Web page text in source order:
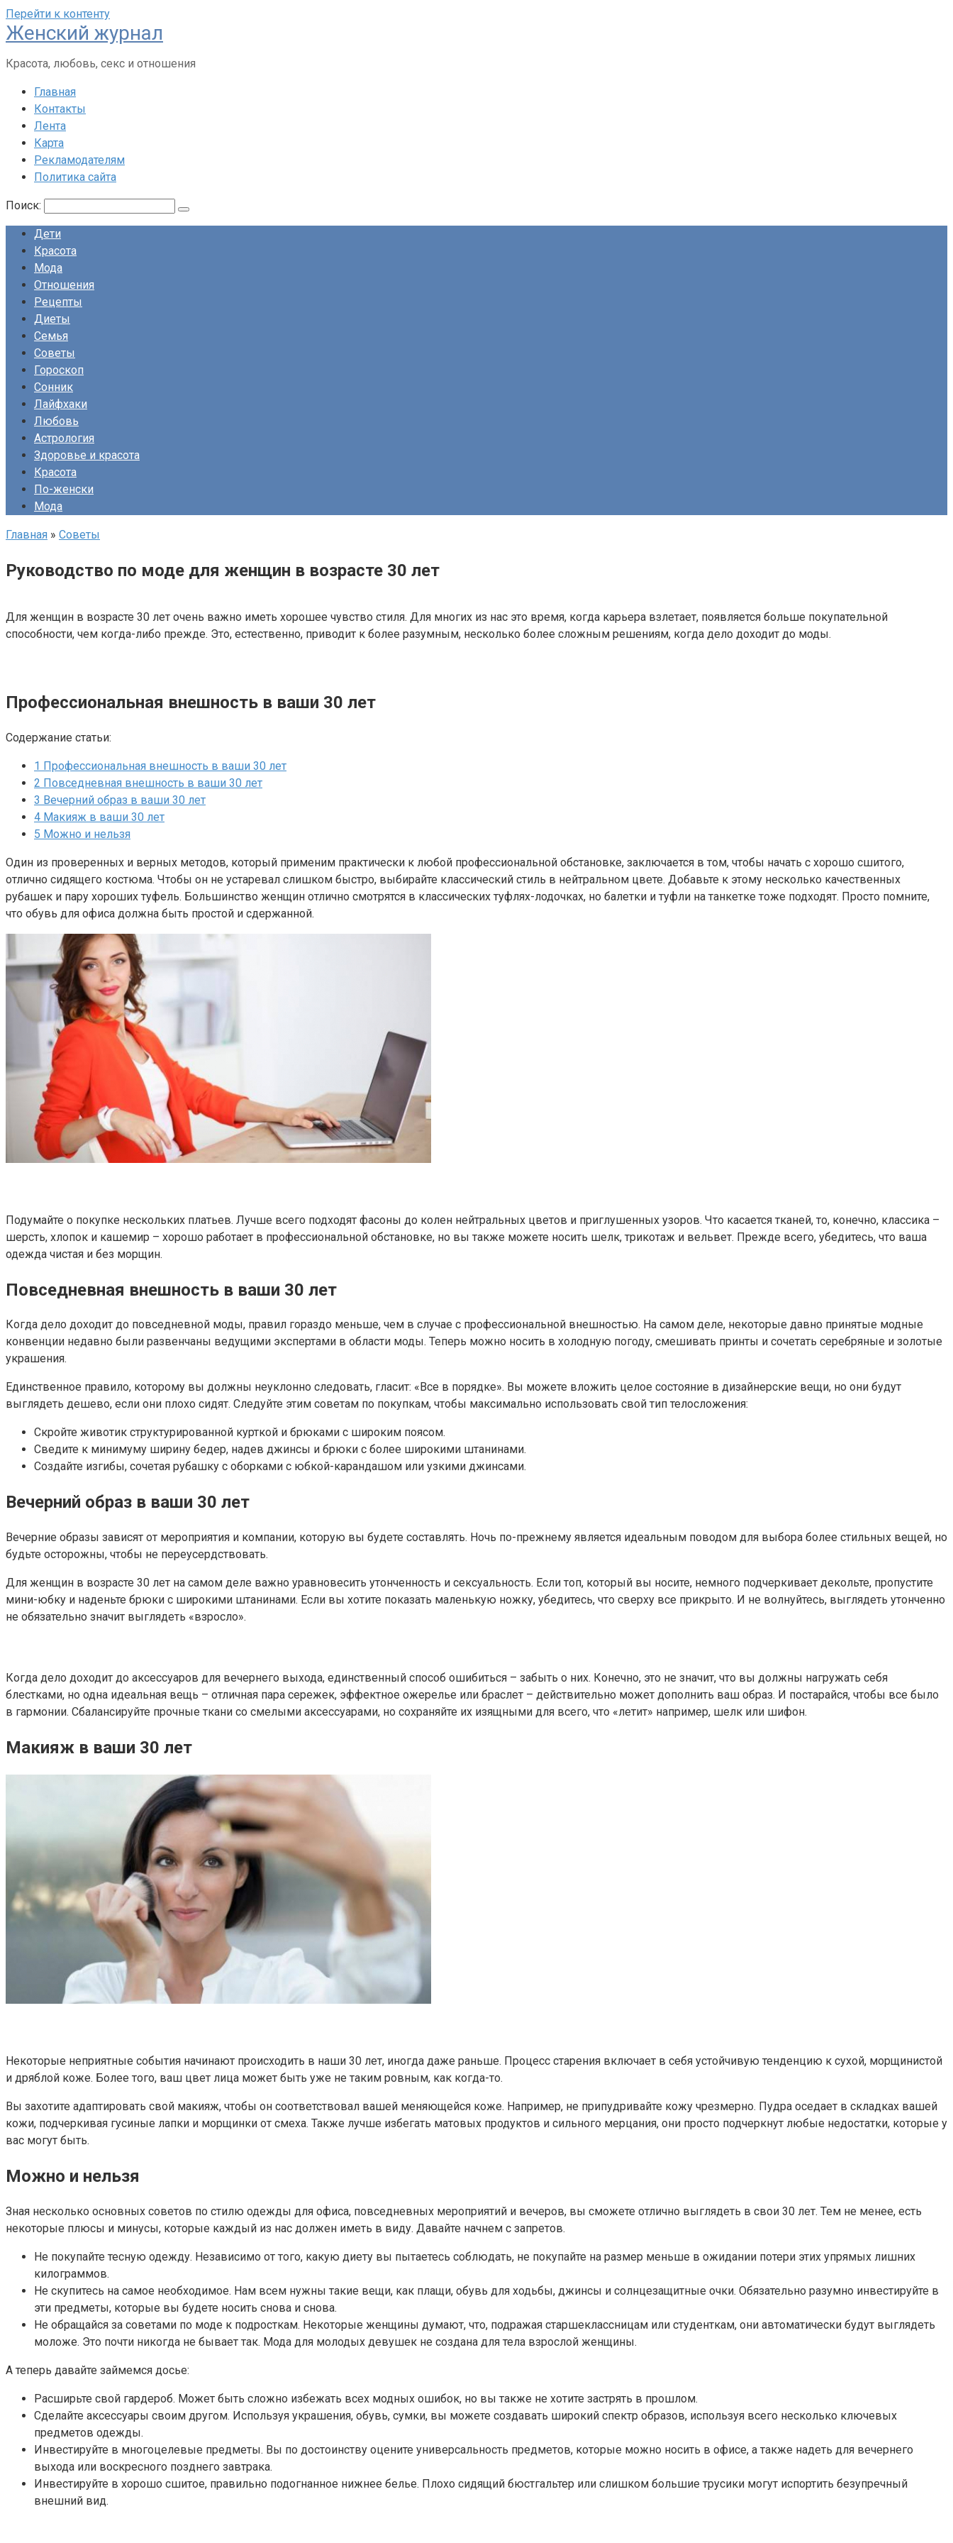
Перейти к контенту
Женский журнал
Красота, любовь, секс и отношения
Главная
Контакты
Лента
Карта
Рекламодателям
Политика сайта
Поиск:
Дети
Красота
Мода
Отношения
Рецепты
Диеты
Семья
Советы
Гороскоп
Сонник
Лайфхаки
Любовь
Астрология
Здоровье и красота
Красота
По-женски
Мода
Главная » Советы
Руководство по моде для женщин в возрасте 30 лет
Для женщин в возрасте 30 лет очень важно иметь хорошее чувство стиля. Для многих из нас это время, когда карьера взлетает, появляется больше покупательной
способности, чем когда-либо прежде. Это, естественно, приводит к более разумным, несколько более сложным решениям, когда дело доходит до моды.
Профессиональная внешность в ваши 30 лет
Содержание статьи:
1 Профессиональная внешность в ваши 30 лет
2 Повседневная внешность в ваши 30 лет
3 Вечерний образ в ваши 30 лет
4 Макияж в ваши 30 лет
5 Можно и нельзя
Один из проверенных и верных методов, который применим практически к любой профессиональной обстановке, заключается в том, чтобы начать с хорошо сшитого,
отлично сидящего костюма. Чтобы он не устаревал слишком быстро, выбирайте классический стиль в нейтральном цвете. Добавьте к этому несколько качественных
рубашек и пару хороших туфель. Большинство женщин отлично смотрятся в классических туфлях-лодочках, но балетки и туфли на танкетке тоже подходят. Просто помните,
что обувь для офиса должна быть простой и сдержанной.
Подумайте о покупке нескольких платьев. Лучше всего подходят фасоны до колен нейтральных цветов и приглушенных узоров. Что касается тканей, то, конечно, классика –
шерсть, хлопок и кашемир – хорошо работает в профессиональной обстановке, но вы также можете носить шелк, трикотаж и вельвет. Прежде всего, убедитесь, что ваша
одежда чистая и без морщин.
Повседневная внешность в ваши 30 лет
Когда дело доходит до повседневной моды, правил гораздо меньше, чем в случае с профессиональной внешностью. На самом деле, некоторые давно принятые модные
конвенции недавно были развенчаны ведущими экспертами в области моды. Теперь можно носить в холодную погоду, смешивать принты и сочетать серебряные и золотые
украшения.
Единственное правило, которому вы должны неуклонно следовать, гласит: «Все в порядке». Вы можете вложить целое состояние в дизайнерские вещи, но они будут
выглядеть дешево, если они плохо сидят. Следуйте этим советам по покупкам, чтобы максимально использовать свой тип телосложения:
Скройте животик структурированной курткой и брюками с широким поясом.
Сведите к минимуму ширину бедер, надев джинсы и брюки с более широкими штанинами.
Создайте изгибы, сочетая рубашку с оборками с юбкой-карандашом или узкими джинсами.
Вечерний образ в ваши 30 лет
Вечерние образы зависят от мероприятия и компании, которую вы будете составлять. Ночь по-прежнему является идеальным поводом для выбора более стильных вещей, но
будьте осторожны, чтобы не переусердствовать.
Для женщин в возрасте 30 лет на самом деле важно уравновесить утонченность и сексуальность. Если топ, который вы носите, немного подчеркивает декольте, пропустите
мини-юбку и наденьте брюки с широкими штанинами. Если вы хотите показать маленькую ножку, убедитесь, что сверху все прикрыто. И не волнуйтесь, выглядеть утонченно
не обязательно значит выглядеть «взросло».
Когда дело доходит до аксессуаров для вечернего выхода, единственный способ ошибиться – забыть о них. Конечно, это не значит, что вы должны нагружать себя
блестками, но одна идеальная вещь – отличная пара сережек, эффектное ожерелье или браслет – действительно может дополнить ваш образ. И постарайся, чтобы все было
в гармонии. Сбалансируйте прочные ткани со смелыми аксессуарами, но сохраняйте их изящными для всего, что «летит» например, шелк или шифон.
Макияж в ваши 30 лет
Некоторые неприятные события начинают происходить в наши 30 лет, иногда даже раньше. Процесс старения включает в себя устойчивую тенденцию к сухой, морщинистой
и дряблой коже. Более того, ваш цвет лица может быть уже не таким ровным, как когда-то.
Вы захотите адаптировать свой макияж, чтобы он соответствовал вашей меняющейся коже. Например, не припудривайте кожу чрезмерно. Пудра оседает в складках вашей
кожи, подчеркивая гусиные лапки и морщинки от смеха. Также лучше избегать матовых продуктов и сильного мерцания, они просто подчеркнут любые недостатки, которые у
вас могут быть.
Можно и нельзя
Зная несколько основных советов по стилю одежды для офиса, повседневных мероприятий и вечеров, вы сможете отлично выглядеть в свои 30 лет. Тем не менее, есть
некоторые плюсы и минусы, которые каждый из нас должен иметь в виду. Давайте начнем с запретов.
Не покупайте тесную одежду. Независимо от того, какую диету вы пытаетесь соблюдать, не покупайте на размер меньше в ожидании потери этих упрямых лишних
килограммов.
Не скупитесь на самое необходимое. Нам всем нужны такие вещи, как плащи, обувь для ходьбы, джинсы и солнцезащитные очки. Обязательно разумно инвестируйте в
эти предметы, которые вы будете носить снова и снова.
Не обращайся за советами по моде к подросткам. Некоторые женщины думают, что, подражая старшеклассницам или студенткам, они автоматически будут выглядеть
моложе. Это почти никогда не бывает так. Мода для молодых девушек не создана для тела взрослой женщины.
А теперь давайте займемся досье:
Расширьте свой гардероб. Может быть сложно избежать всех модных ошибок, но вы также не хотите застрять в прошлом.
Сделайте аксессуары своим другом. Используя украшения, обувь, сумки, вы можете создавать широкий спектр образов, используя всего несколько ключевых
предметов одежды.
Инвестируйте в многоцелевые предметы. Вы по достоинству оцените универсальность предметов, которые можно носить в офисе, а также надеть для вечернего
выхода или воскресного позднего завтрака.
Инвестируйте в хорошо сшитое, правильно подогнанное нижнее белье. Плохо сидящий бюстгальтер или слишком большие трусики могут испортить безупречный
внешний вид.